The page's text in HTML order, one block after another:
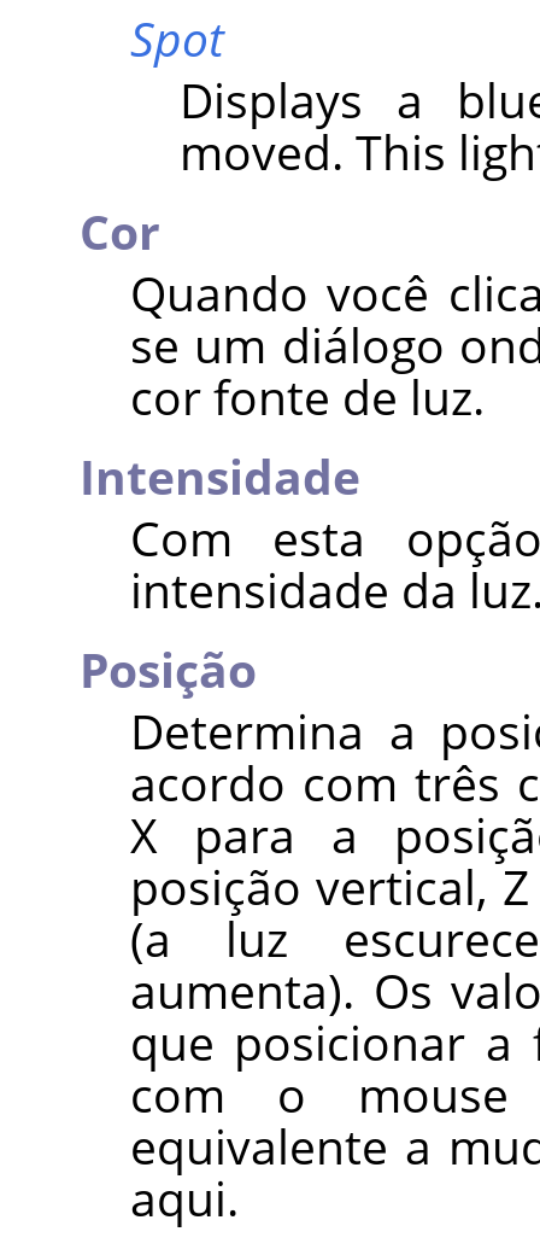
Spot
Displays a
moved. This
Cor
Quando você
se um diálogo
cor fonte de luz.
Intensidade
Com esta
intensidade da
Posição
Determina a
acordo com três
X para a
posição vertical,
(a luz
aumenta). Os
que posicionar
com o mouse
equivalente a
aqui.